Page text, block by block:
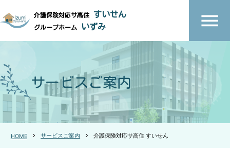
介護保険対応サ高住 すいせん
グループホーム いずみ
サービスご案内
HOME chevron_right サービスご案内 chevron_right 介護保険対応サ高住 すいせん